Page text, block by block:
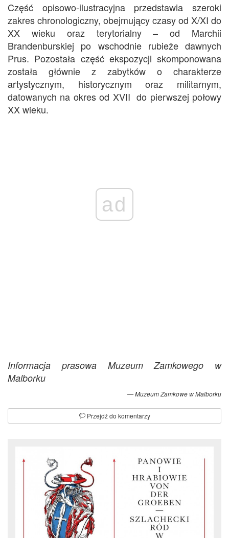
Część opisowo-ilustracyjna przedstawia szeroki
zakres chronologiczny, obejmujący czasy od X/XI do
XX wieku oraz terytorialny – od Marchii
Brandenburskiej po wschodnie rubieże dawnych
Prus. Pozostała część ekspozycji skomponowana
została głównie z zabytków o charakterze
artystycznym, historycznym oraz militarnym,
datowanych na okres od XVII do pierwszej połowy
XX wieku.
ad
Informacja prasowa Muzeum Zamkowego w
Malborku
Muzeum Zamkowe w Malborku
Przejdź do komentarzy